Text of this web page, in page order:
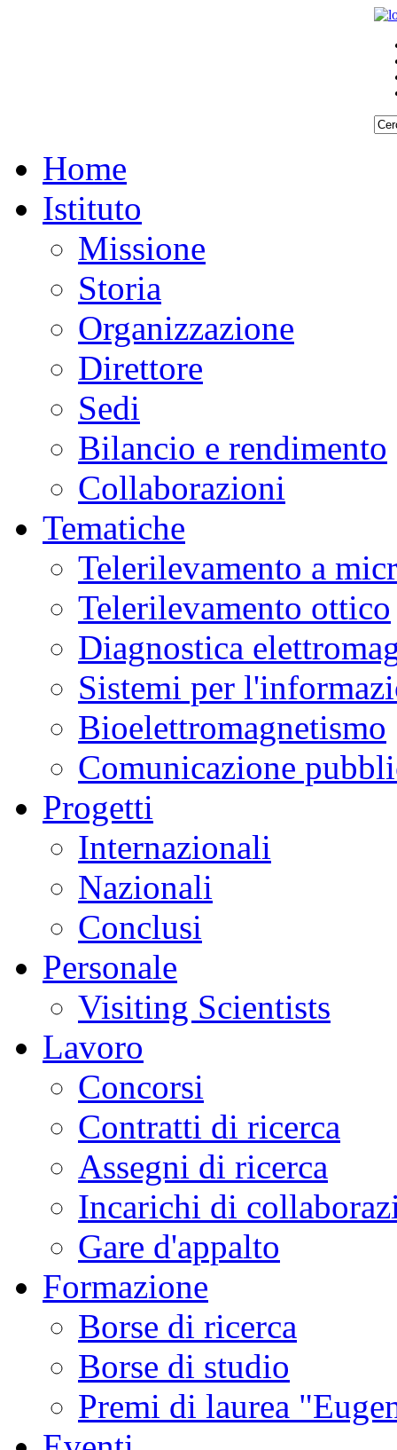
Home
Istituto
Missione
Storia
Organizzazione
Direttore
Sedi
Bilancio e rendimento
Collaborazioni
Tematiche
Telerilevamento a
Telerilevamento ottico
Diagnostica
Sistemi per
Bioelettromagnetismo
Comunicazione
Progetti
Internazionali
Nazionali
Conclusi
Personale
Visiting Scientists
Lavoro
Concorsi
Contratti di ricerca
Assegni di ricerca
Incarichi di
Gare d'appalto
Formazione
Borse di ricerca
Borse di studio
Premi di laurea